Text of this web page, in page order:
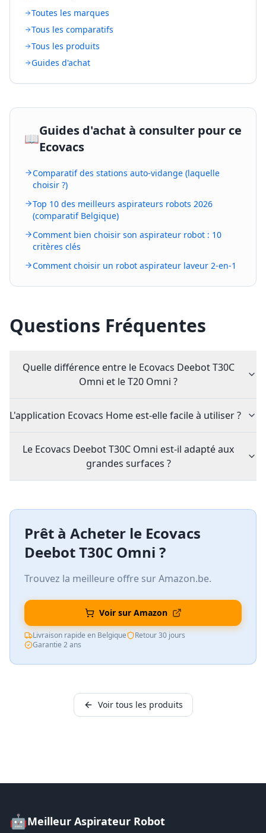
Toutes les marques
Tous les comparatifs
Tous les produits
Guides d'achat
📖
Guides d'achat à consulter pour ce
Ecovacs
Comparatif des stations auto-vidange (laquelle
choisir ?)
Top 10 des meilleurs aspirateurs robots 2026
(comparatif Belgique)
Comment bien choisir son aspirateur robot : 10
critères clés
Comment choisir un robot aspirateur laveur 2-en-1
Questions Fréquentes
Quelle différence entre le Ecovacs Deebot T30C
Omni et le T20 Omni ?
L'application Ecovacs Home est-elle facile à utiliser ?
Le Ecovacs Deebot T30C Omni est-il adapté aux
grandes surfaces ?
Prêt à Acheter le Ecovacs
Deebot T30C Omni ?
Trouvez la meilleure offre sur Amazon.be.
Voir sur Amazon
Livraison rapide en Belgique
Retour 30 jours
Garantie 2 ans
Voir tous les produits
🤖Meilleur Aspirateur Robot